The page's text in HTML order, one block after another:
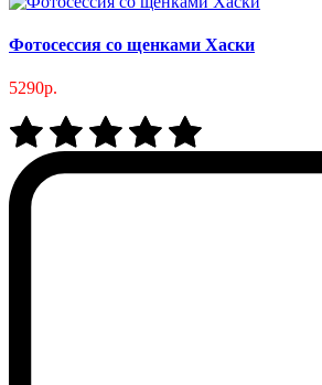
Фотосессия со щенками Хаски
5290р.